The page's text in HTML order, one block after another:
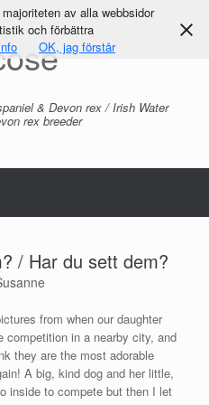
& Devon rex / Irish Water
rex breeder
/ Har du sett dem?
from when our daughter
competition in a nearby city, and
they are the most adorable
A big, kind dog and her little,
inside to compete but then I let
av alla webbsidor
och förbättra
OK, jag förstår